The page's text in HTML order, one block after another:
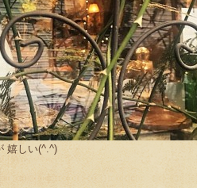
嬉しい(^.^)